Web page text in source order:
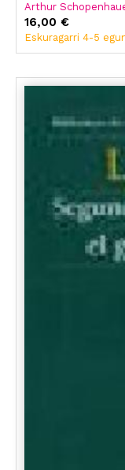
Arthur
16,00 €
Eskuragarri 4-5